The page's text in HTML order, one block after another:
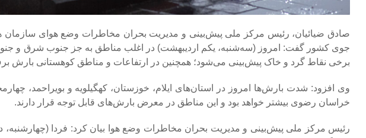
صادق ضیائیان، رئیس مرکز ملی پیش‌بینی و مدیریت بحران مخاطرات وضع هوای سازمان
جوی کشور گفت: امروز (سه‌شنبه، یکم اردیبهشت) در اغلب مناطق به جز جنوب شرق و
برخی نقاط گرد و خاک پیش‌بینی می‌شود؛ همچنین در ارتفاعات و مناطق کوهستانی بارش
وی افزود: شدت بارش‌ها امروز در استان‌های ایلام، خوزستان، کهگیلویه و بویراحمد،
خراسان رضوی بیشتر خواهد بود و این مناطق در معرض بارش‌های قابل توجه قرار دارند.
رئیس مرکز ملی پیش‌بینی و مدیریت بحران مخاطرات وضع هوا بیان کرد: فردا